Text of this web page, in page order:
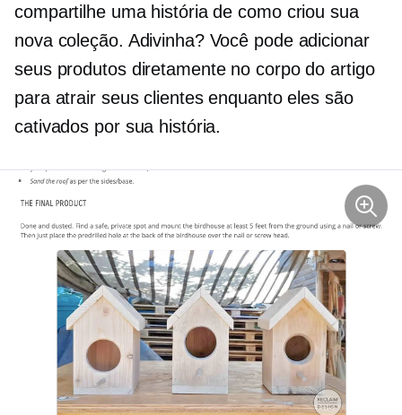
compartilhe uma história de como criou sua
nova coleção. Adivinha? Você pode adicionar
seus produtos diretamente no corpo do artigo
para atrair seus clientes enquanto eles são
cativados por sua história.